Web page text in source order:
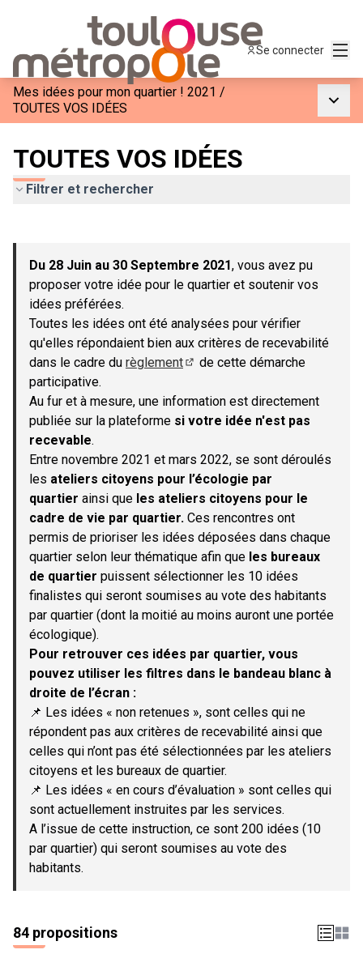
Se connecter
Mes idées pour mon quartier ! 2021 /
TOUTES VOS IDÉES
TOUTES VOS IDÉES
Filtrer et rechercher
−
Du 28 Juin au 30 Septembre 2021, vous avez pu
proposer votre idée pour le quartier et soutenir vos
idées préférées.
Toutes les idées ont été analysées pour vérifier
qu'elles répondaient bien aux critères de recevabilité
dans le cadre du règlement
de cette démarche
participative.
Au fur et à mesure, une information est directement
publiée sur la plateforme si votre idée n'est pas
recevable.
Entre novembre 2021 et mars 2022, se sont déroulés
les ateliers citoyens pour l’écologie par
quartier ainsi que les ateliers citoyens pour le
cadre de vie par quartier. Ces rencontres ont
permis de prioriser les idées déposées dans chaque
quartier selon leur thématique afin que les bureaux
de quartier puissent sélectionner les 10 idées
finalistes qui seront soumises au vote des habitants
par quartier (dont la moitié au moins auront une portée
écologique).
Pour retrouver ces idées par quartier, vous
pouvez utiliser les filtres dans le bandeau blanc à
droite de l’écran :
📌 Les idées « non retenues », sont celles qui ne
répondent pas aux critères de recevabilité ainsi que
celles qui n’ont pas été sélectionnées par les ateliers
citoyens et les bureaux de quartier.
📌 Les idées « en cours d’évaluation » sont celles qui
sont actuellement instruites par les services.
A l’issue de cette instruction, ce sont 200 idées (10
par quartier) qui seront soumises au vote des
habitants.
84 propositions